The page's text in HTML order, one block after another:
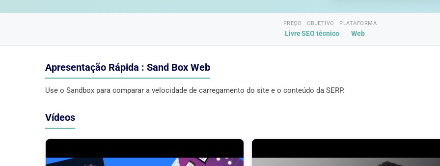
PREÇO
Livre
OBJETIVO
SEO técnico
PLATAFORMA
Web
Apresentação Rápida : Sand Box Web
Use o Sandbox para comparar a velocidade de carregamento do site e o conteúdo da SERP.
Vídeos